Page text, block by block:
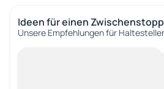
Ideen für einen Zwischenstopp
Unsere Empfehlungen für